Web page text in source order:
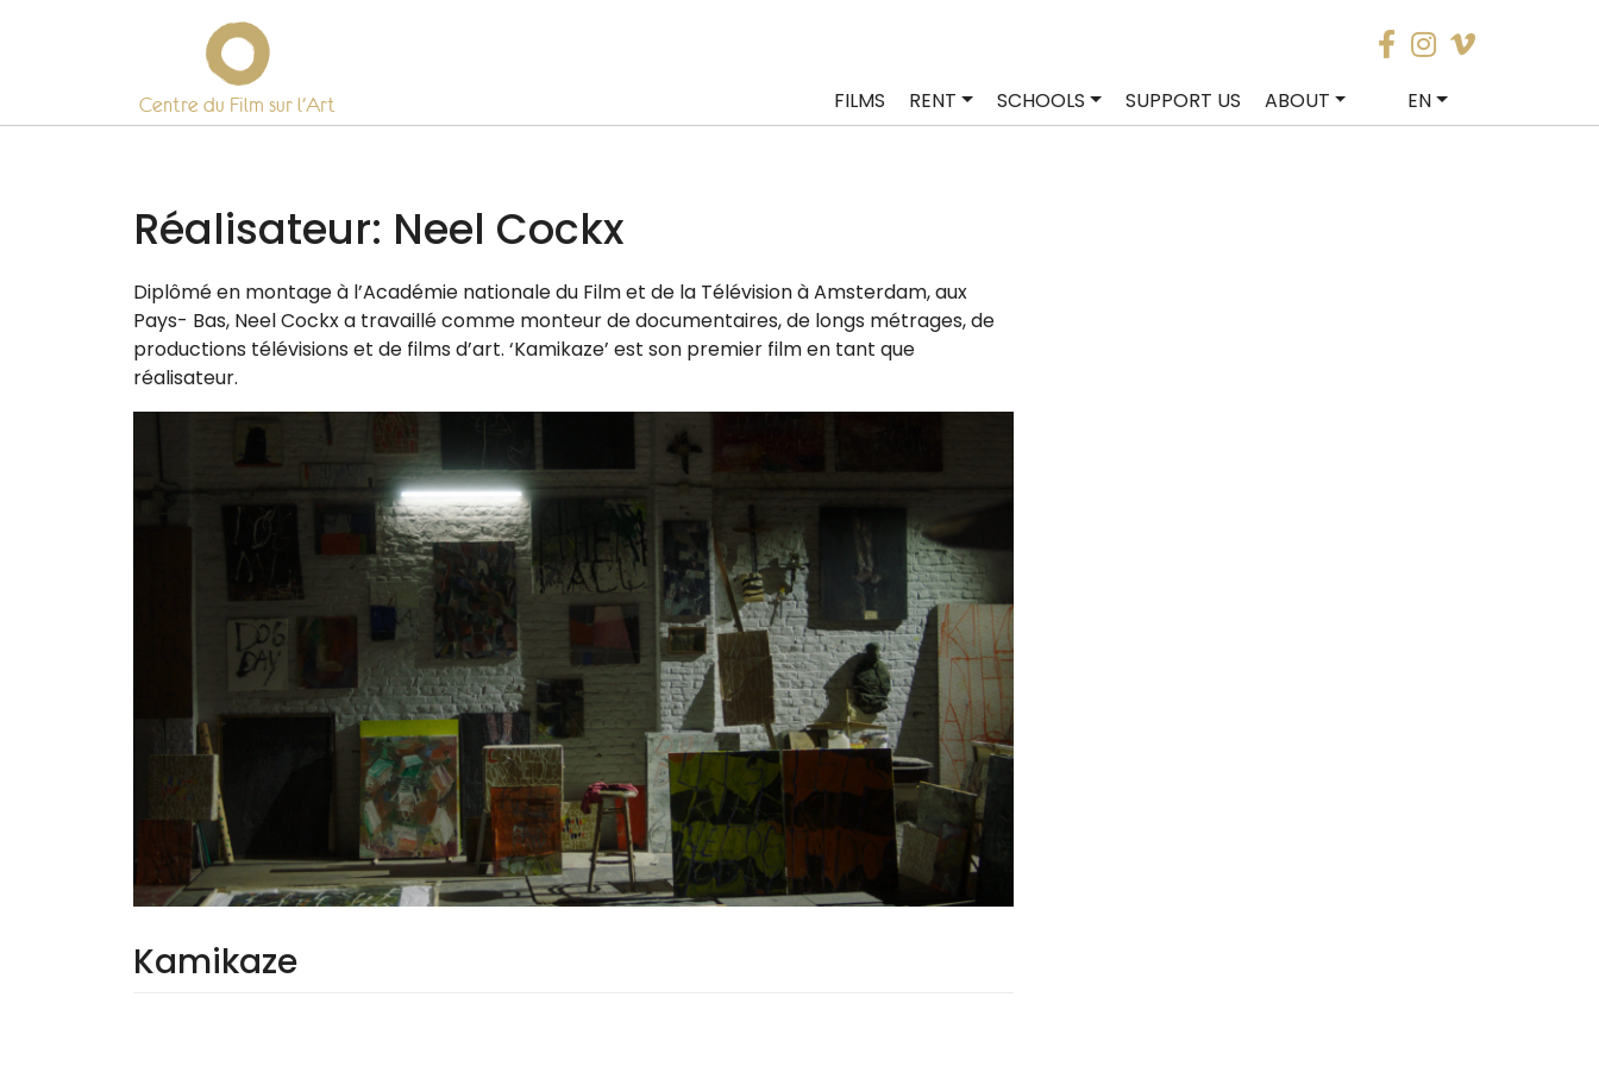
Centre du Film sur l’Art FILMS RENT SCHOOLS SUPPORT US ABOUT EN
Réalisateur: Neel Cockx
Diplômé en mon­tage à l’Académie natio­nale du Film et de la Télévision à Amsterdam, aux
Pays- Bas, Neel Cockx a tra­vaillé comme mon­teur de docu­men­taires, de longs métrages, de
pro­duc­tions télé­vi­sions et de films d’art. ‘Kamikaze’ est son pre­mier film en tant que
réalisateur.
Kamikaze